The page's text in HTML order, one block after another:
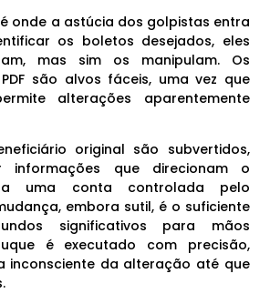
onde a astúcia dos golpistas entra
os boletos desejados, eles
mas sim os manipulam. Os
são alvos fáceis, uma vez que
alterações aparentemente
original são subvertidos,
informações que direcionam o
uma conta controlada pelo
embora sutil, é o suficiente
significativos para mãos
é executado com precisão,
inconsciente da alteração até que